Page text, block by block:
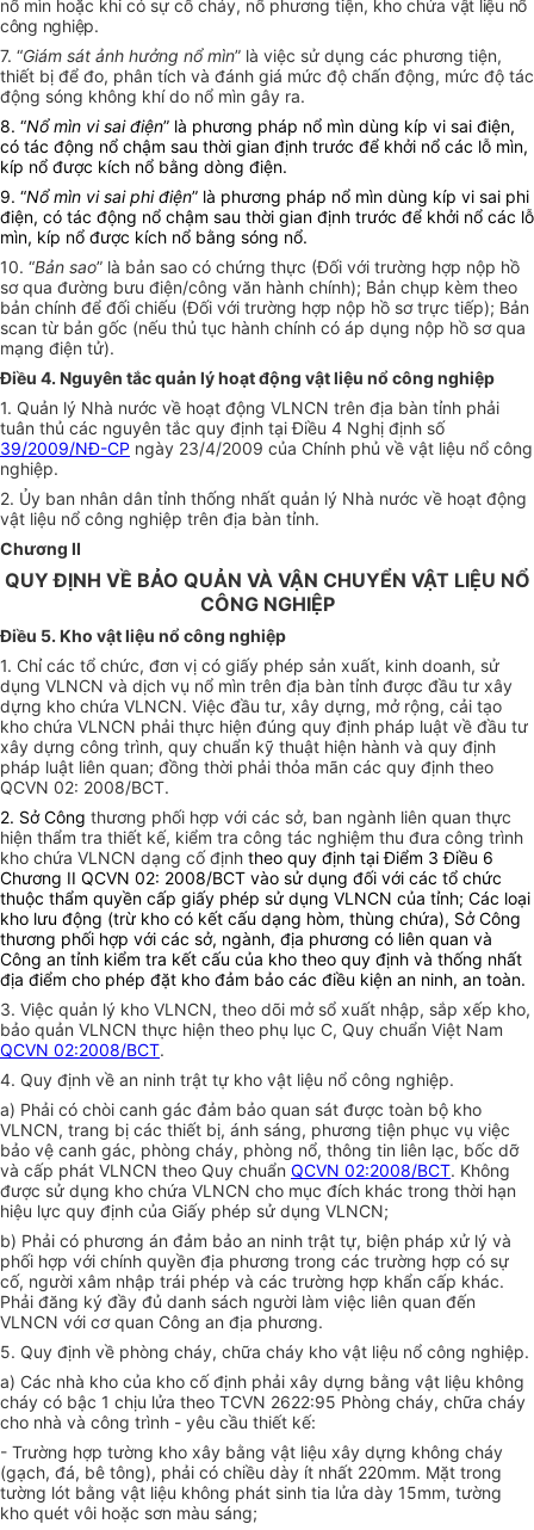
nổ mìn hoặc khi có sự cố cháy, nổ phương tiện, kho chứa vật liệu nổ
công nghiệp.
7. “Giám sát ảnh hưởng nổ mìn” là việc sử dụng các phương tiện,
thiết bị để đo, phân tích và đánh giá mức độ chấn động, mức độ tác
động sóng không khí do nổ mìn gây ra.
8. “Nổ mìn vi sai điện” là phương pháp nổ mìn dùng kíp vi sai điện,
có tác động nổ chậm sau thời gian định trước để khởi nổ các lỗ mìn,
kíp nổ được kích nổ bằng dòng điện.
9. “Nổ mìn vi sai phi điện” là phương pháp nổ mìn dùng kíp vi sai phi
điện, có tác động nổ chậm sau thời gian định trước để khởi nổ các lỗ
mìn, kíp nổ được kích nổ bằng sóng nổ.
10. “Bản sao” là bản sao có chứng thực (Đối với trường hợp nộp hồ
sơ qua đường bưu điện/công văn hành chính); Bản chụp kèm theo
bản chính để đối chiếu (Đối với trường hợp nộp hồ sơ trực tiếp); Bản
scan từ bản gốc (nếu thủ tục hành chính có áp dụng nộp hồ sơ qua
mạng điện tử).
Điều 4. Nguyên tắc quản lý hoạt động vật liệu nổ công nghiệp
1. Quản lý Nhà nước về hoạt động VLNCN trên địa bàn tỉnh phải
tuân thủ các nguyên tắc quy định tại Điều 4 Nghị định số
39/2009/NĐ-CP ngày 23/4/2009 của Chính phủ về vật liệu nổ công
nghiệp.
2. Ủy ban nhân dân tỉnh thống nhất quản lý Nhà nước về hoạt động
vật liệu nổ công nghiệp trên địa bàn tỉnh.
Chương II
QUY ĐỊNH VỀ BẢO QUẢN VÀ VẬN CHUYỂN VẬT LIỆU NỔ
CÔNG NGHIỆP
Điều 5. Kho vật liệu nổ công nghiệp
1. Chỉ các tổ chức, đơn vị có giấy phép sản xuất, kinh doanh, sử
dụng VLNCN và dịch vụ nổ mìn trên địa bàn tỉnh được đầu tư xây
dựng kho chứa VLNCN. Việc đầu tư, xây dựng, mở rộng, cải tạo
kho chứa VLNCN phải thực hiện đúng quy định pháp luật về đầu tư
xây dựng công trình, quy chuẩn kỹ thuật hiện hành và quy định
pháp luật liên quan; đồng thời phải thỏa mãn các quy định theo
QCVN 02: 2008/BCT.
2. Sở Công thương phối hợp với các sở, ban ngành liên quan thực
hiện thẩm tra thiết kế, kiểm tra công tác nghiệm thu đưa công trình
kho chứa VLNCN dạng cố định theo quy định tại Điểm 3 Điều 6
Chương II QCVN 02: 2008/BCT vào sử dụng đối với các tổ chức
thuộc thẩm quyền cấp giấy phép sử dụng VLNCN của tỉnh; Các loại
kho lưu động (trừ kho có kết cấu dạng hòm, thùng chứa), Sở Công
thương phối hợp với các sở, ngành, địa phương có liên quan và
Công an tỉnh kiểm tra kết cấu của kho theo quy định và thống nhất
địa điểm cho phép đặt kho đảm bảo các điều kiện an ninh, an toàn.
3. Việc quản lý kho VLNCN, theo dõi mở sổ xuất nhập, sắp xếp kho,
bảo quản VLNCN thực hiện theo phụ lục C, Quy chuẩn Việt Nam
QCVN 02:2008/BCT.
4. Quy định về an ninh trật tự kho vật liệu nổ công nghiệp.
a) Phải có chòi canh gác đảm bảo quan sát được toàn bộ kho
VLNCN, trang bị các thiết bị, ánh sáng, phương tiện phục vụ việc
bảo vệ canh gác, phòng cháy, phòng nổ, thông tin liên lạc, bốc dỡ
và cấp phát VLNCN theo Quy chuẩn QCVN 02:2008/BCT. Không
được sử dụng kho chứa VLNCN cho mục đích khác trong thời hạn
hiệu lực quy định của Giấy phép sử dụng VLNCN;
b) Phải có phương án đảm bảo an ninh trật tự, biện pháp xử lý và
phối hợp với chính quyền địa phương trong các trường hợp có sự
cố, người xâm nhập trái phép và các trường hợp khẩn cấp khác.
Phải đăng ký đầy đủ danh sách người làm việc liên quan đến
VLNCN với cơ quan Công an địa phương.
5. Quy định về phòng cháy, chữa cháy kho vật liệu nổ công nghiệp.
a) Các nhà kho của kho cố định phải xây dựng bằng vật liệu không
cháy có bậc 1 chịu lửa theo TCVN 2622:95 Phòng cháy, chữa cháy
cho nhà và công trình - yêu cầu thiết kế:
- Trường hợp tường kho xây bằng vật liệu xây dựng không cháy
(gạch, đá, bê tông), phải có chiều dày ít nhất 220mm. Mặt trong
tường lót bằng vật liệu không phát sinh tia lửa dày 15mm, tường
kho quét vôi hoặc sơn màu sáng;